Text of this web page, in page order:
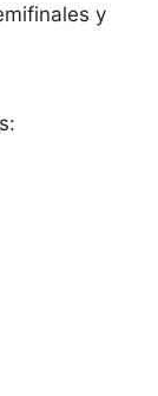
y